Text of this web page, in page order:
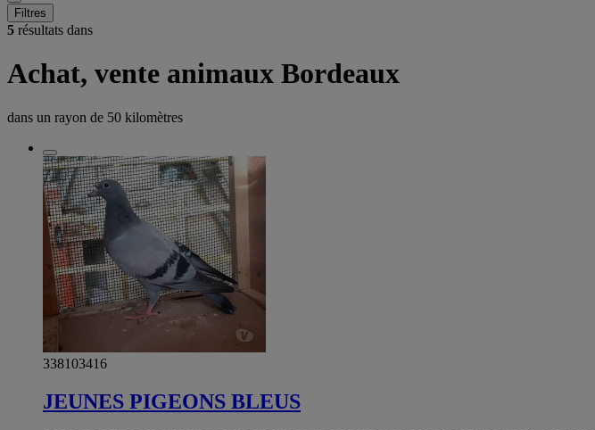
Filtres
5 résultats dans
Achat, vente animaux Bordeaux
dans un rayon de 50 kilomètres
338103416
JEUNES PIGEONS BLEUS